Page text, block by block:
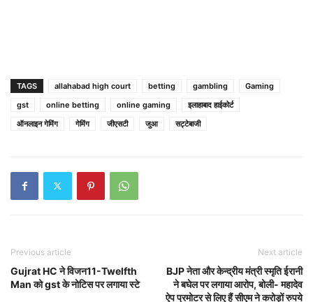
TAGS allahabad high court betting gambling
Gaming
gst
online betting online gaming
इलाहाबाद हाईकोर्ट
ऑनलाइन गेमिंग
गेमिंग जीएसटी जुआ सट्टेबाजी
Previous article
Gujrat HC ने विजन11-Twelfth
Man को gst के नोटिस पर लगाया स्टे
Next article
BJP नेता और केन्द्रीय मंत्री स्मृति ईरानी
ने बघेल पर लगाया आरोप, बोली- महादेव
ऐप प्रमोटर से लिए हैं सीएम ने करोड़ों रुपये